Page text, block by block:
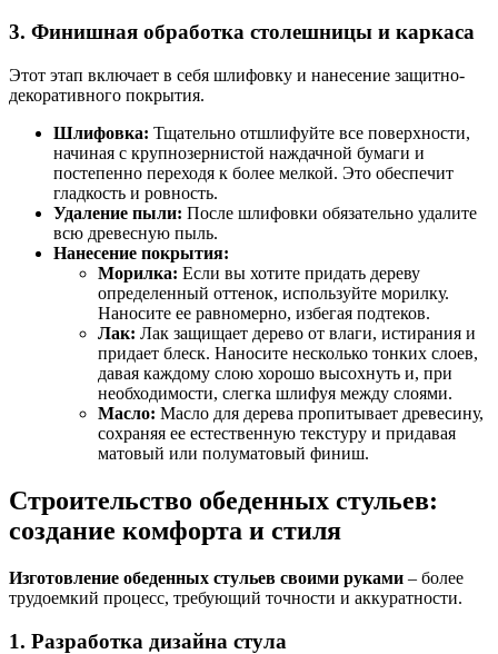
3. Финишная обработка столешницы и каркаса
Этот этап включает в себя шлифовку и нанесение защитно-
декоративного покрытия.
Шлифовка: Тщательно отшлифуйте все поверхности,
начиная с крупнозернистой наждачной бумаги и
постепенно переходя к более мелкой. Это обеспечит
гладкость и ровность.
Удаление пыли: После шлифовки обязательно удалите
всю древесную пыль.
Нанесение покрытия:
Морилка: Если вы хотите придать дереву
определенный оттенок, используйте морилку.
Наносите ее равномерно, избегая подтеков.
Лак: Лак защищает дерево от влаги, истирания и
придает блеск. Наносите несколько тонких слоев,
давая каждому слою хорошо высохнуть и, при
необходимости, слегка шлифуя между слоями.
Масло: Масло для дерева пропитывает древесину,
сохраняя ее естественную текстуру и придавая
матовый или полуматовый финиш.
Строительство обеденных стульев:
создание комфорта и стиля
Изготовление обеденных стульев своими руками – более
трудоемкий процесс, требующий точности и аккуратности.
1. Разработка дизайна стула